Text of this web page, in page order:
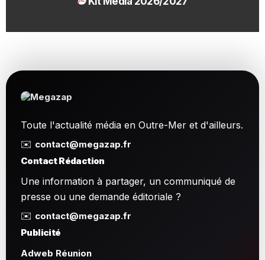
Toute l'actualité média en Outre-Mer et d'ailleurs.
✉️ contact@megazap.fr
Contact Rédaction
Une information à partager, un communiqué de
presse ou une demande éditoriale ?
✉️ contact@megazap.fr
Publicité
Adweb Réunion